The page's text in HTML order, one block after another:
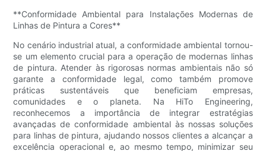
**Conformidade Ambiental para Instalações Modernas de
Linhas de Pintura a Cores**
No cenário industrial atual, a conformidade ambiental tornou-
se um elemento crucial para a operação de modernas linhas
de pintura. Atender às rigorosas normas ambientais não só
garante a conformidade legal, como também promove
práticas sustentáveis ​​que beneficiam empresas,
comunidades e o planeta. Na HiTo Engineering,
reconhecemos a importância de integrar estratégias
avançadas de conformidade ambiental às nossas soluções
para linhas de pintura, ajudando nossos clientes a alcançar a
excelência operacional e, ao mesmo tempo, minimizar seu